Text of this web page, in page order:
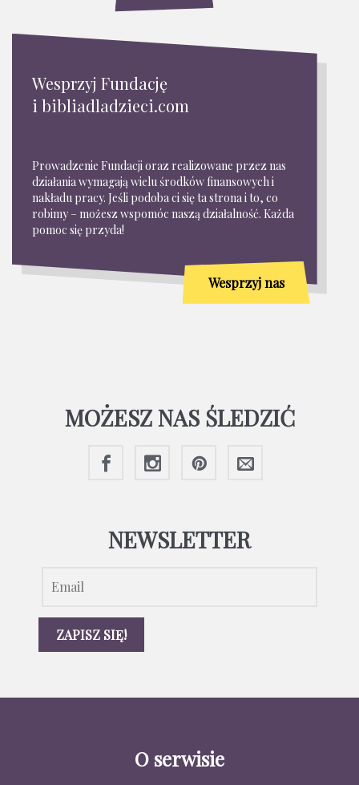
Wesprzyj Fundację
i bibliadladzieci.com
Prowadzenie Fundacji oraz realizowane przez nas
działania wymagają wielu środków finansowych i
nakładu pracy. Jeśli podoba ci się ta strona i to, co
robimy – możesz wspomóc naszą działalność. Każda
pomoc się przyda!
Wesprzyj nas
MOŻESZ NAS ŚLEDZIĆ
NEWSLETTER
O serwisie